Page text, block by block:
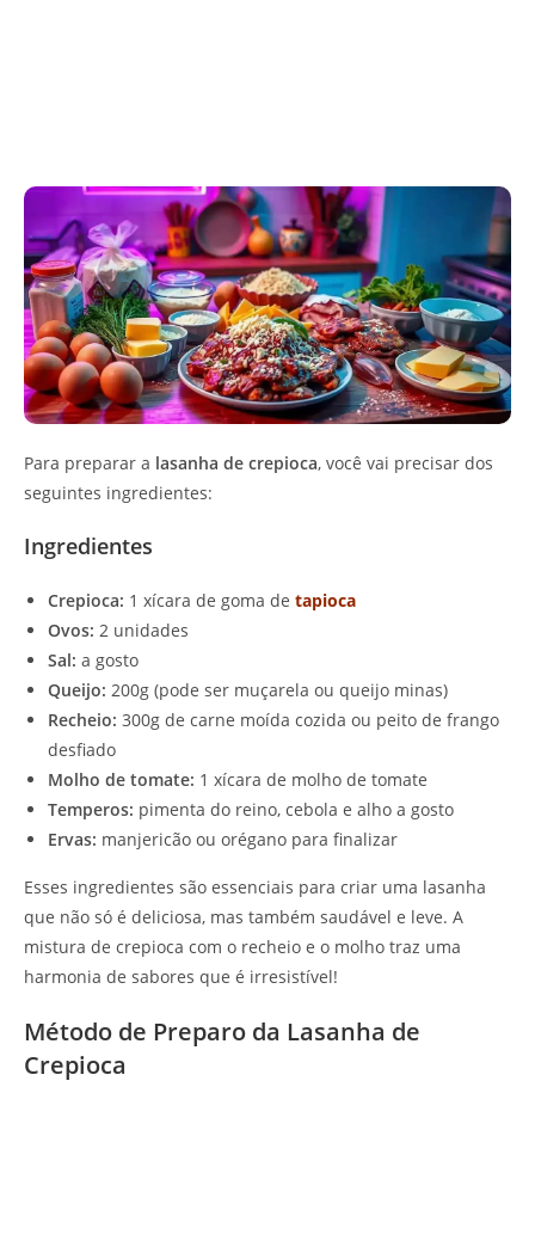
Para preparar a lasanha de crepioca, você vai precisar dos
seguintes ingredientes:
Ingredientes
Crepioca: 1 xícara de goma de tapioca
Ovos: 2 unidades
Sal: a gosto
Queijo: 200g (pode ser muçarela ou queijo minas)
Recheio: 300g de carne moída cozida ou peito de frango
desfiado
Molho de tomate: 1 xícara de molho de tomate
Temperos: pimenta do reino, cebola e alho a gosto
Ervas: manjericão ou orégano para finalizar
Esses ingredientes são essenciais para criar uma lasanha
que não só é deliciosa, mas também saudável e leve. A
mistura de crepioca com o recheio e o molho traz uma
harmonia de sabores que é irresistível!
Método de Preparo da Lasanha de
Crepioca